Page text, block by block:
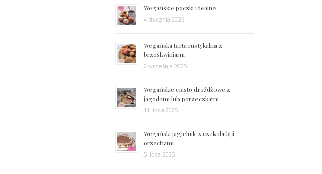
Wegańskie pączki idealne
4 stycznia 2026
Wegańska tarta rustykalna z
brzoskwiniami
2 września 2025
Wegańskie ciasto drożdżowe z
jagodami lub porzeczkami
11 lipca 2025
Wegański jagielnik z czekoladą i
orzechami
5 lipca 2025